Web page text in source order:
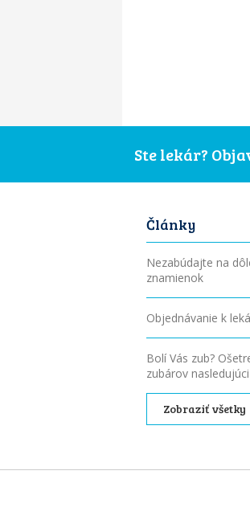
Ste lekár?
Články
Nezabúdajte na
znamienok
Objednávanie k
Bolí Vás zub?
zubárov
Zobraziť všetky